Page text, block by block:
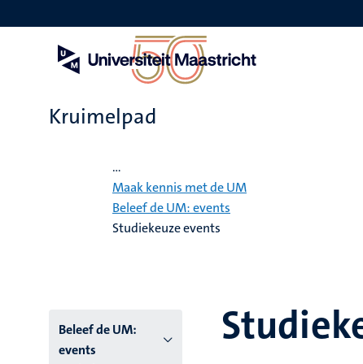
en
Kruimelpad
...
Maak kennis met de UM
Beleef de UM: events
Studiekeuze events
Hoofmenu
Beleef de UM:
events